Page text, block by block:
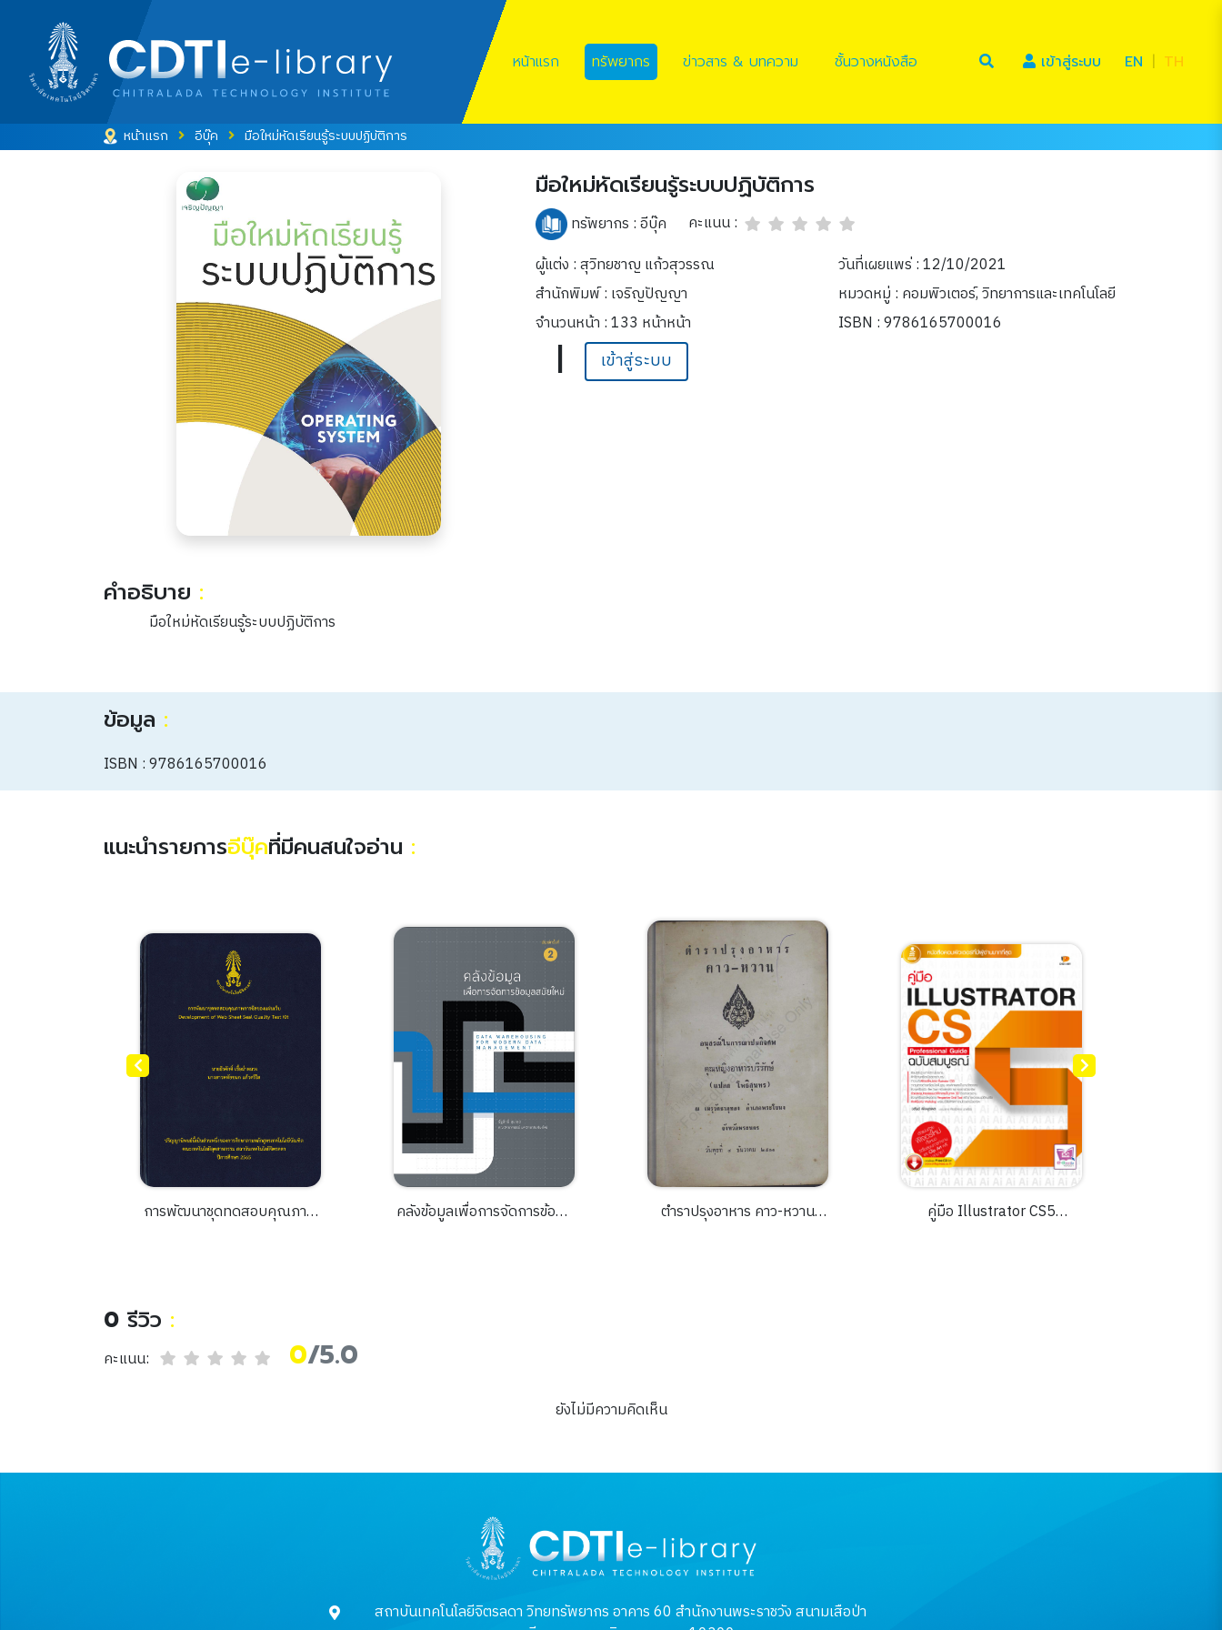
หน้าแรก ทรัพยากร ข่าวสาร & บทความ ชั้นวางหนังสือ เข้าสู่ระบบ (current)
EN | TH
หน้าแรก อีบุ๊ค มือใหม่หัดเรียนรู้ระบบปฏิบัติการ
มือใหม่หัดเรียนรู้ระบบปฏิบัติการ
ทรัพยากร :อีบุ๊ค
คะแนน :
ผู้แต่ง : สุวิทยชาญ แก้วสุวรรณ
วันที่เผยแพร่ : 12/10/2021
สำนักพิมพ์ : เจริญปัญญา
หมวดหมู่ : คอมพิวเตอร์,วิทยาการและเทคโนโลยี
จำนวนหน้า : 133 หน้าหน้า
ISBN : 9786165700016
| เข้าสู่ระบบ
คำอธิบาย :
มือใหม่หัดเรียนรู้ระบบปฏิบัติการ
ข้อมูล :
ISBN : 9786165700016
แนะนำรายการอีบุ๊คที่มีคนสนใจอ่าน :
พัฒนาชุดทดสอบคุณภาพ
คลังข้อมูลเพื่อการจัดการข้อมูล
ตำราปรุงอาหาร คาว-หวาน
คู่มือ Illustrator CS5
100 ศัพท์ ออกสอบ IELTS
0 รีวิว :
คะแนน: 0/5.0
ยังไม่มีความคิดเห็น
สถาบันเทคโนโลยีจิตรลดา วิทยทรัพยากร อาคาร 60 สำนักงานพระราชวัง สนามเสือป่า